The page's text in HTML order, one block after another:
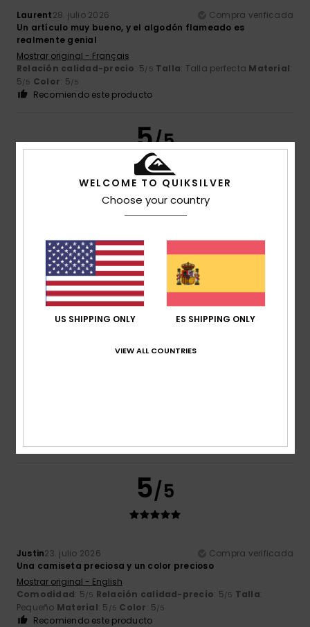
Laurent28. julio 2026
Compra verificada
Un artículo muy bueno, y el algodón flameado es
realmente genial
Mostrar original - Français
Relación calidad-precio: 5/5 Talla: Talla perfecta Material:
5/5 Color: 5/5
Recomiendo este producto
5/5
28. julio 2026
Compra verificada
Relación calidad-precio
Comodidad: 5/5 Relación calidad-precio: 5 Talla: Talla
perfectaMaterial: 5/5 Color
Recomiendo este producto
5
Recomiendo este producto
5/5
Justin23. julio 2026
Compra verificada
Una camiseta preciosa y un color precioso
Mostrar original - English
Comodidad: 5/5 Relación calidad-precio: 5/5 Talla:
Pequeño Material: 5 /5 Color: 5/5
Recomiendo este producto
WELCOME TO QUIKSILVER
Choose your country
US SHIPPING ONLY ES SHIPPING ONLY
VIEW ALL COUNTRIES